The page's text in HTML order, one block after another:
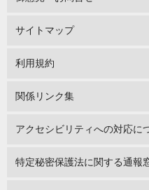
サイトマップ
利用規約
関係リンク集
アクセシビリティへの対応に
特定秘密保護法に関する通報